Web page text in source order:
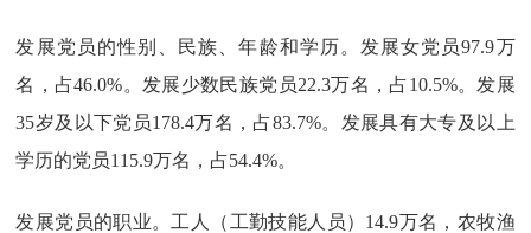
发展党员的性别、民族、年龄和学历。发展女党员97.9万
名，占46.0%。发展少数民族党员22.3万名，占10.5%。发展
35岁及以下党员178.4万名，占83.7%。发展具有大专及以上
学历的党员115.9万名，占54.4%。
发展党员的职业。工人（工勤技能人员）14.9万名，农牧渔